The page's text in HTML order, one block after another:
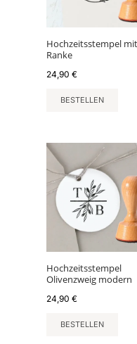
Hochzeitsstempel mit
Ranke
24,90 €
BESTELLEN
Hochzeitsstempel
Olivenzweig modern
24,90 €
BESTELLEN